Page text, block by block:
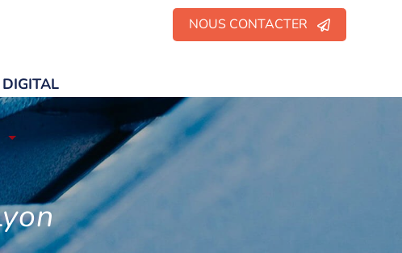
NOUS CONTACTER